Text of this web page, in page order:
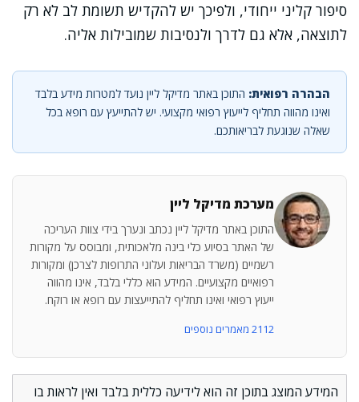
סיפור קליני ייחודי, ולפיכך יש להקדיש תשומת לב לא רק
לתוצאה, אלא גם לדרך ולנסיבות שמובילות אליה.
הבהרה רפואית: התוכן באתר מדיקל ליין נועד למטרות מידע בלבד
ואינו מהווה תחליף לייעוץ רפואי מקצועי. יש להתייעץ עם רופא בכל
שאלה שנוגעת לבריאותכם.
מערכת מדיקל ליין
התוכן באתר מדיקל ליין נכתב ונערך בידי צוות העריכה
של האתר בסיוע כלי בינה מלאכותית, ומבוסס על מקורות
רשמיים (משרד הבריאות ועלוני התרופות לצרכן) ומקורות
רפואיים מקצועיים. המידע הוא כללי בלבד, אינו מהווה
ייעוץ רפואי ואינו תחליף להתייעצות עם רופא או רוקח.
2112 מאמרים נוספים
המידע המוצג בתוכן זה הוא לידיעה כללית בלבד ואין לראות בו